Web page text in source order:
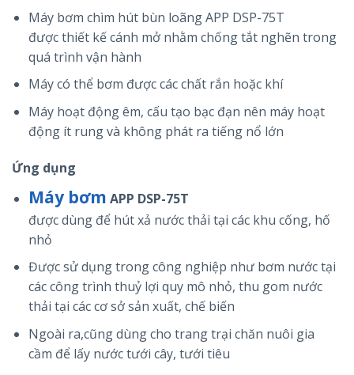
Máy bơm chìm hút bùn loãng APP DSP-75T
được thiết kế cánh mở nhằm chốngtắt nghẽn trong
quá trình vận hành
Máy có thể bơm được các chất rắn hoặc khí
Máy hoạt động êm, cấu tạo bạc đạn nên máy hoạt
động ít rung và không phátra tiếng nổ lớn
Ứng dụng
Máy bơm APP DSP-75T
đượcdùngđể hút xả nước thải tại các khu cống, hố
nhỏ
Đượcsử dụngtrong công nghiệp như bơm nước tại
các công trình thuỷ lợi quy mô nhỏ, thu gom nước
thải tại cáccơ sởsản xuất, chế biến
Ngoài ra,cũngdùng cho trang trại chăn nuôi gia
cầm để lấynước tưới cây, tưới tiêu